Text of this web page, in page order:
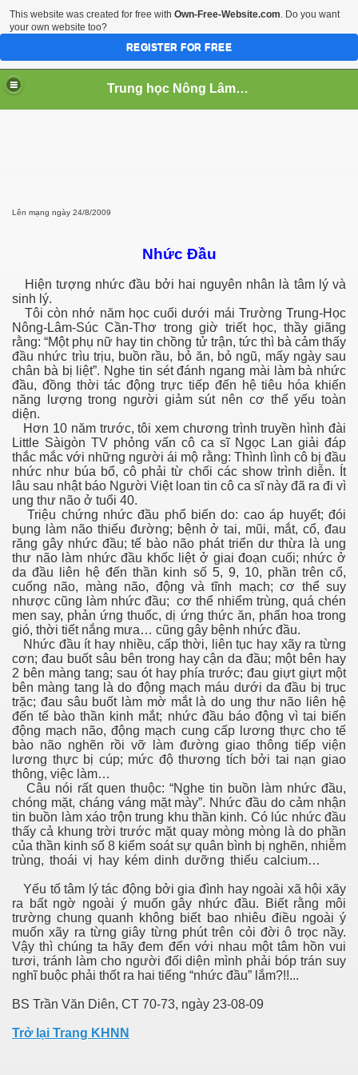
Trung học Nông Lâm Súc Cần Thơ
Lên mạng ngày 24/8/2009
Nhức Đầu
Hiện tượng nhức đầu bởi hai nguyên nhân là tâm lý và
sinh lý.
Tôi còn nhớ năm học cuối dưới mái Trường Trung-Học
Nông-Lâm-Súc Cần-Thơ trong giờ triết học, thầy giãng
rằng: “Một phụ nữ hay tin chồng tử trận, tức thì bà cảm thấy
đầu nhức trìu trịu, buồn rầu, bỏ ăn, bỏ ngũ, mấy ngày sau
chân bà bị liệt”. Nghe tin sét đánh ngang mài làm bà nhức
đầu, đồng thời tác động trực tiếp đến hệ tiêu hóa khiến
năng lượng trong người giảm sút nên cơ thể yếu toàn
diện.
Hơn 10 năm trước, tôi xem chương trình truyền hình đài
Little Sàigòn TV phỏng vấn cô ca sĩ Ngọc Lan giải đáp
thắc mắc với những người ái mộ rằng: Thình lình cô bị đầu
nhức như búa bổ, cô phải từ chối các show trình diễn. Ít
lâu sau nhật báo Người Việt loan tin cô ca sĩ này đã ra đi vì
ung thư não ở tuổi 40.
Triệu chứng nhức đầu phổ biến do: cao áp huyết; đói
bụng làm não thiếu đường; bệnh ở tai, mũi, mắt, cổ, đau
răng gây nhức đầu; tế bào não phát triển dư thừa là ung
thư não làm nhức đầu khốc liệt ở giai đoạn cuối; nhức ở
da đầu liên hệ đến thần kinh số 5, 9, 10, phần trên cổ,
cuống não, màng não, động và tĩnh mạch; cơ thể suy
nhược cũng làm nhức đầu; cơ thể nhiểm trùng, quá chén
men say, phản ứng thuốc, dị ứng thức ăn, phấn hoa trong
gió, thời tiết nắng mưa… cũng gây bệnh nhức đầu.
Nhức đầu ít hay nhiều, cấp thời, liên tục hay xãy ra từng
cơn; đau buốt sâu bên trong hay cận da đầu; một bên hay
2 bên màng tang; sau ót hay phía trước; đau giựt giựt một
bên màng tang là do động mạch máu dưới da đầu bị trục
trặc; đau sâu buốt làm mờ mắt là do ung thư não liên hệ
đến tế bào thần kinh mắt; nhức đầu báo động vì tai biến
động mạch não, động mạch cung cấp lương thực cho tế
bào não nghẽn rồi vỡ làm đường giao thông tiếp viện
lương thực bị cúp; mức độ thương tích bởi tai nạn giao
thông, việc làm…
Câu nói rất quen thuộc: “Nghe tin buồn làm nhức đầu,
chóng mặt, cháng váng mặt mày”. Nhức đầu do cảm nhận
tin buồn làm xáo trộn trung khu thần kinh. Có lúc nhức đầu
thấy cả khung trời trước mặt quay mòng mòng là do phần
của thần kinh số 8 kiểm soát sự quân bình bị nghẽn, nhiễm
trùng, thoái vị hay kém dinh dưỡng thiếu calcium…
Yếu tố tâm lý tác động bởi gia đình hay ngoài xã hội xãy
ra bất ngờ ngoài ý muốn gây nhức đầu. Biết rằng môi
trường chung quanh không biết bao nhiêu điều ngoài ý
muốn xãy ra từng giây từng phút trên cỏi đời ô trọc nầy.
Vậy thì chúng ta hãy đem đến với nhau một tâm hồn vui
tươi, tránh làm cho người đối diện mình phải bóp trán suy
nghĩ buộc phải thốt ra hai tiếng “nhức đầu” lắm?!!...
BS Trần Văn Diên, CT 70-73, ngày 23-08-09
Trở lại Trang KHNN
Phần 2
VN - phần 1
VN - Phần 1 -tiếp theo
VN - Phần 2
VN - Phần 3
theo
This website was created for free with Own-Free-Website.com. Do you want
your own website too?
REGISTER FOR FREE